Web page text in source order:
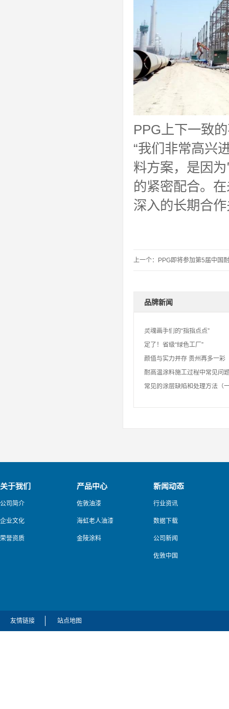
PPG上下一致
“我们非常高兴
料方案，是因
的紧密配合。
深入的长期合
上一个： PPG即将参加第5届中国
品牌新闻
灵魂画手们的“指指点点”
定了！省级“绿色工厂”
颜值与实力并存 贵州再多一彩
耐高温涂料施工过程中常见问
常见的涂层缺陷和处理方法（
关于我们
公司简介
企业文化
荣誉资质
产品中心
佐敦油漆
海虹老人油漆
金陵涂料
新闻动态
行业资讯
数据下载
公司新闻
佐敦中国
友情链接 站点地图